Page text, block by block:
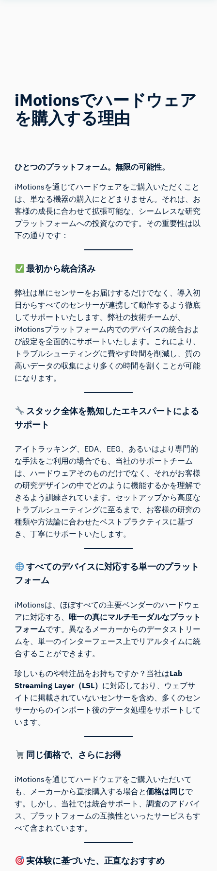
iMotionsでハードウェア
を購入する理由
ひとつのプラットフォーム。無限の可能性。
iMotionsを通じてハードウェアをご購入いただくこと
は、単なる機器の購入にとどまりません。それは、お
客様の成長に合わせて拡張可能な、シームレスな研究
プラットフォームへの投資なのです。その重要性は以
下の通りです：
最初から統合済み
弊社は単にセンサーをお届けするだけでなく、導入初
日からすべてのセンサーが連携して動作するよう徹底
してサポートいたします。弊社の技術チームが、
iMotionsプラットフォーム内でのデバイスの統合およ
び設定を全面的にサポートいたします。これにより、
トラブルシューティングに費やす時間を削減し、質の
高いデータの収集により多くの時間を割くことが可能
になります。
スタック全体を熟知したエキスパートによる
サポート
アイトラッキング、EDA、EEG、あるいはより専門的
な手法をご利用の場合でも、当社のサポートチーム
は、ハードウェアそのものだけでなく、それがお客様
の研究デザインの中でどのように機能するかを理解で
きるよう訓練されています。セットアップから高度な
トラブルシューティングに至るまで、お客様の研究の
種類や方法論に合わせたベストプラクティスに基づ
き、丁寧にサポートいたします。
すべてのデバイスに対応する単一のプラット
フォーム
iMotionsは、ほぼすべての主要ベンダーのハードウェ
アに対応する、唯一の真にマルチモーダルなプラット
フォームです。異なるメーカーからのデータストリー
ムを、単一のインターフェース上でリアルタイムに統
合することができます。
珍しいものや特注品をお持ちですか？当社はLab
Streaming Layer（LSL） に対応しており、ウェブサ
イトに掲載されていないセンサーを含め、多くのセン
サーからのインポート後のデータ処理をサポートして
います。
同じ価格で、さらにお得
iMotionsを通じてハードウェアをご購入いただいて
も、メーカーから直接購入する場合と価格は同じで
す。しかし、当社では統合サポート、調査のアドバイ
ス、プラットフォームの互換性といったサービスもす
べて含まれています。
実体験に基づいた、正直なおすすめ